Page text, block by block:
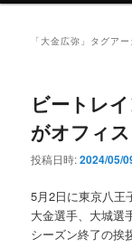
「 大金広弥 」タグア
ビートレ
がオフィ
投稿日時:2024/05/
5月2日に東京八王
大金選手、大城選
シーズン終了の挨